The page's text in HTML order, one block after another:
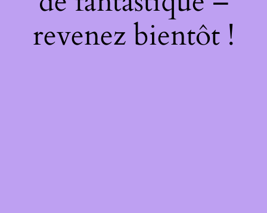
revenez bientôt !